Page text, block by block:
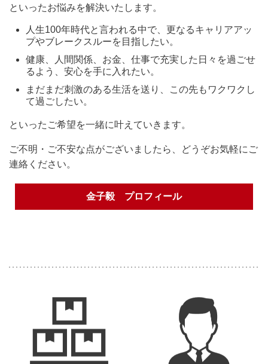
といったお悩みを解決いたします。
人生100年時代と言われる中で、更なるキャリアアッ
プやブレークスルーを目指したい。
健康、人間関係、お金、仕事で充実した日々を過ごせ
るよう、安心を手に入れたい。
まだまだ刺激のある生活を送り、この先もワクワクし
て過ごしたい。
といったご希望を一緒に叶えていきます。
ご不明・ご不安な点がございましたら、どうぞお気軽にご
連絡ください。
金子毅 プロフィール